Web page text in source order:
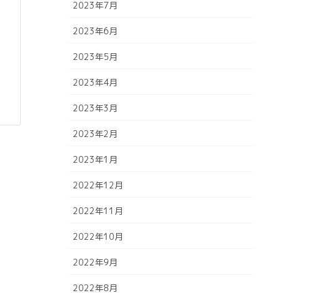
2023年7月
2023年6月
2023年5月
2023年4月
2023年3月
2023年2月
2023年1月
2022年12月
2022年11月
2022年10月
2022年9月
2022年8月